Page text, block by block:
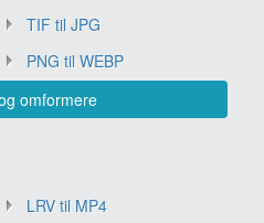
TIF til JPG
PNG til WEBP
omformere
LRV til MP4